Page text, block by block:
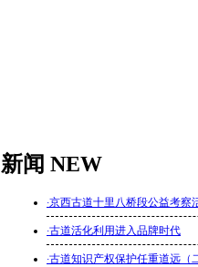
新闻 NEW
·京西古道十里八桥段公益考察
·古道活化利用进入品牌时代
·古道知识产权保护任重道远（